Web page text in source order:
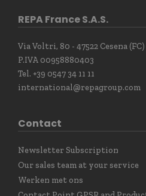
REPA France S.A.S.
Via Voltri, 80 - 47522 Cesena (FC)
P.IVA 00958880403
Tel. +39 0547 34 11 11
international@repagroup.com
Contact
Newsletter Subscription
Our sales team at your service
Werken met ons